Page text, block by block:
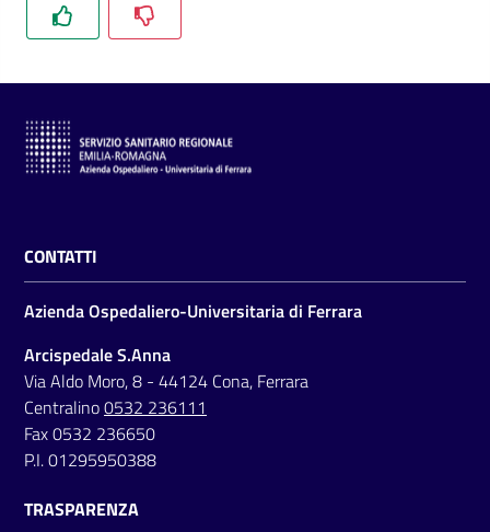
CONTATTI
Azienda Ospedaliero-Universitaria di Ferrara
Arcispedale S.Anna
Via Aldo Moro, 8 - 44124 Cona, Ferrara
Centralino0532 236111
Fax 0532 236650
P.I. 01295950388
TRASPARENZA